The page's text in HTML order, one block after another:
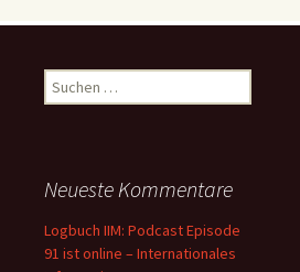
Suchen
nach:
Neueste Kommentare
Logbuch IIM: Podcast Episode
91 ist online – Internationales